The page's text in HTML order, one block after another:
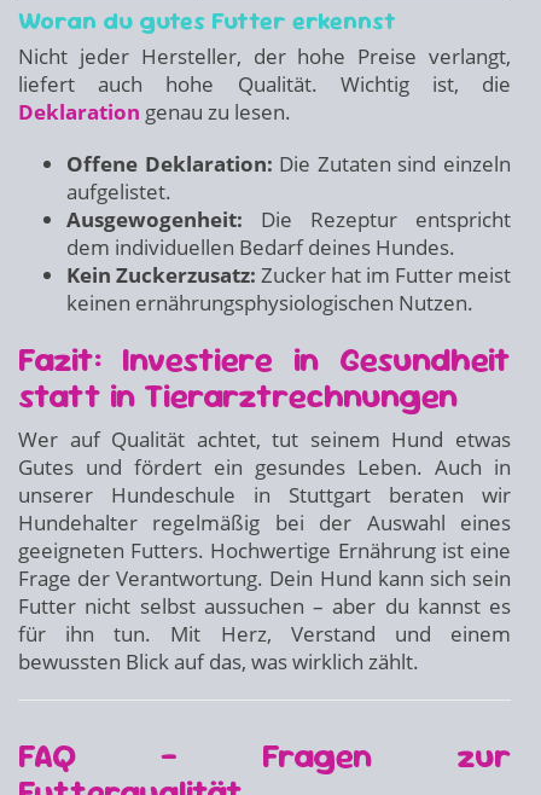
Woran du gutes Futter erkennst
Nicht jeder Hersteller, der hohe Preise verlangt,
liefert auch hohe Qualität. Wichtig ist, die
Deklaration genau zu lesen.
Offene Deklaration: Die Zutaten sind einzeln
aufgelistet.
Ausgewogenheit: Die Rezeptur entspricht
dem individuellen Bedarf deines Hundes.
Kein Zuckerzusatz: Zucker hat im Futter meist
keinen ernährungsphysiologischen Nutzen.
Fazit: Investiere in Gesundheit
statt in Tierarztrechnungen
Wer auf Qualität achtet, tut seinem Hund etwas
Gutes und fördert ein gesundes Leben. Auch in
unserer Hundeschule in Stuttgart beraten wir
Hundehalter regelmäßig bei der Auswahl eines
geeigneten Futters. Hochwertige Ernährung ist eine
Frage der Verantwortung. Dein Hund kann sich sein
Futter nicht selbst aussuchen – aber du kannst es
für ihn tun. Mit Herz, Verstand und einem
bewussten Blick auf das, was wirklich zählt.
FAQ – Fragen zur